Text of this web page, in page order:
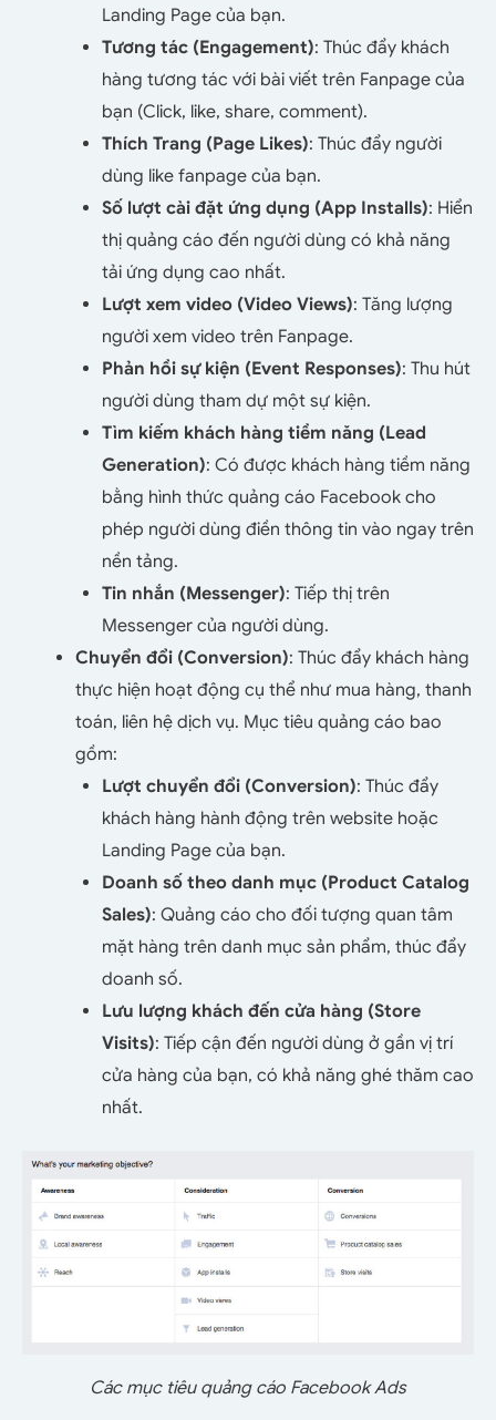
Landing Page của bạn.
Tương tác (Engagement): Thúc đẩy khách
hàng tương tác với bài viết trên Fanpage của
bạn (Click, like, share, comment).
Thích Trang (Page Likes): Thúc đẩy người
dùng like fanpage của bạn.
Số lượt cài đặt ứng dụng (App Installs): Hiển
thị quảng cáo đến người dùng có khả năng
tải ứng dụng cao nhất.
Lượt xem video (Video Views): Tăng lượng
người xem video trên Fanpage.
Phản hồi sự kiện (Event Responses): Thu hút
người dùng tham dự một sự kiện.
Tìm kiếm khách hàng tiềm năng (Lead
Generation): Có được khách hàng tiềm năng
bằng hình thức quảng cáo Facebook cho
phép người dùng điền thông tin vào ngay trên
nền tảng.
Tin nhắn (Messenger): Tiếp thị trên
Messenger của người dùng.
Chuyển đổi (Conversion): Thúc đẩy khách hàng
thực hiện hoạt động cụ thể như mua hàng, thanh
toán, liên hệ dịch vụ. Mục tiêu quảng cáo bao
gồm:
Lượt chuyển đổi (Conversion): Thúc đẩy
khách hàng hành động trên website hoặc
Landing Page của bạn.
Doanh số theo danh mục (Product Catalog
Sales): Quảng cáo cho đối tượng quan tâm
mặt hàng trên danh mục sản phẩm, thúc đẩy
doanh số.
Lưu lượng khách đến cửa hàng (Store
Visits): Tiếp cận đến người dùng ở gần vị trí
cửa hàng của bạn, có khả năng ghé thăm cao
nhất.
Các mục tiêu quảng cáo Facebook Ads